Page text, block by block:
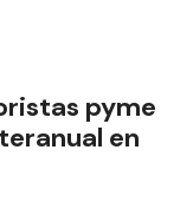
pyme
en